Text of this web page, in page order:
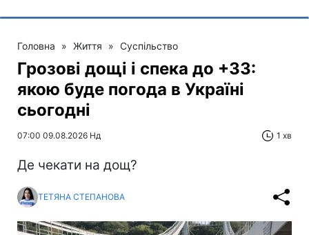
Головна » Життя » Суспільство
Грозові дощі і спека до +33:
якою буде погода в Україні
сьогодні
07:00 09.08.2026 Нд 1 хв
Де чекати на дощ?
ТЕТЯНА СТЕПАНОВА